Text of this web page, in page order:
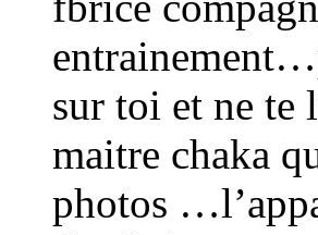
sur toi et ne te
maitre chaka
photos